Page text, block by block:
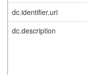
dc.identifier.uri
dc.description